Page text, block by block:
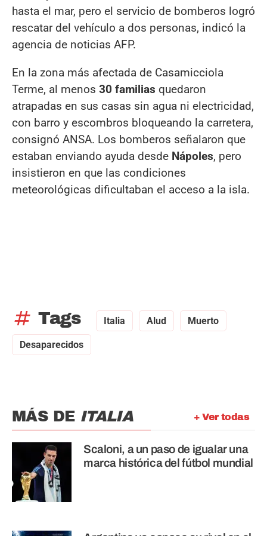
hasta el mar, pero el servicio de bomberos logró
rescatar del vehículo a dos personas, indicó la
agencia de noticias AFP.
En la zona más afectada de Casamicciola
Terme, al menos 30 familias quedaron
atrapadas en sus casas sin agua ni electricidad,
con barro y escombros bloqueando la carretera,
consignó ANSA. Los bomberos señalaron que
estaban enviando ayuda desde Nápoles, pero
insistieron en que las condiciones
meteorológicas dificultaban el acceso a la isla.
tag Tags Italia Alud Muerto
Desaparecidos
+ Ver todas
MÁS DE ITALIA
Scaloni, a un paso de igualar una
marca histórica del fútbol mundial